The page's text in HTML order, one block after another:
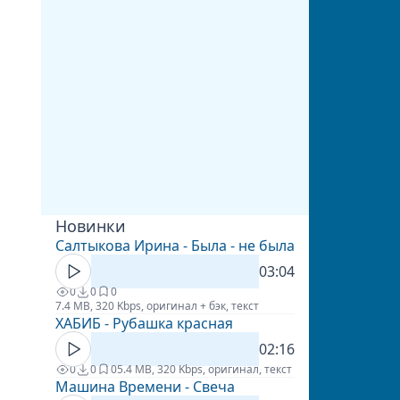
Новинки
Салтыкова Ирина - Была - не была
03:04
0 0
0
7.4 MB, 320 Kbps, оригинал + бэк, текст
ХАБИБ - Рубашка красная
02:16
0 0 05.4 MB, 320 Kbps, оригинал, текст
Машина Времени - Свеча